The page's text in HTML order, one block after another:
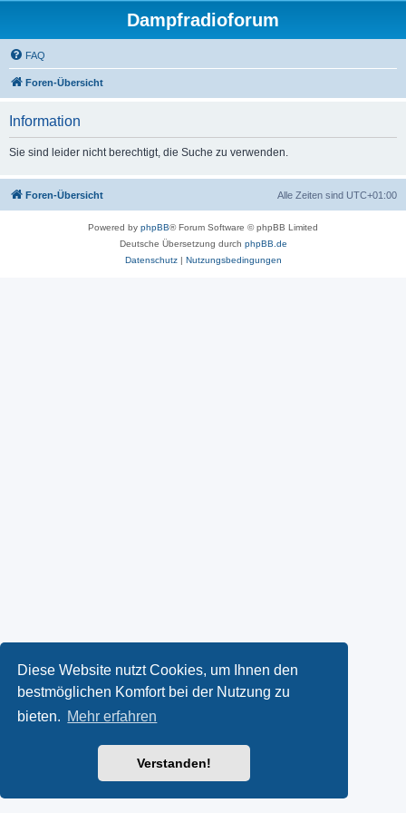
Diese Website nutzt Cookies, um Ihnen den
bestmöglichen Komfort bei der Nutzung zu
bieten. Mehr erfahren
Verstanden!
Dampfradioforum
FAQ
Foren-Übersicht
Information
Sie sind leider nicht berechtigt, die Suche zu verwenden.
Foren-Übersicht Alle Zeiten sind UTC+01:00
Powered by phpBB® Forum Software © phpBB Limited
Deutsche Übersetzung durch phpBB.de
Datenschutz| Nutzungsbedingungen